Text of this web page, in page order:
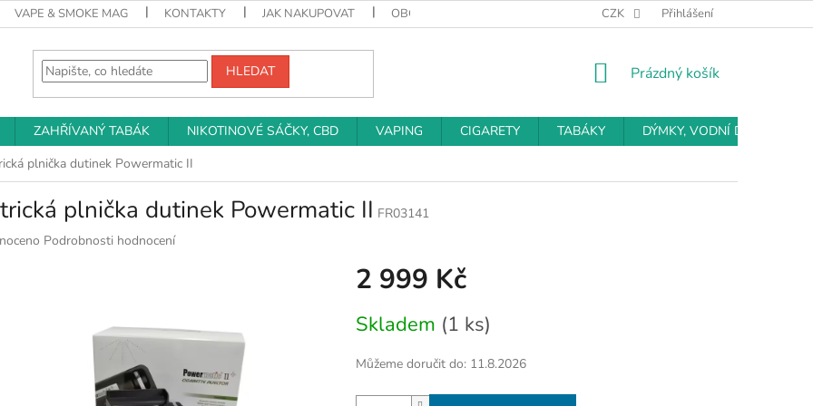
VAPE & SMOKE MAG KONTAKTY JAK NAKUPOVAT OBCHODNÍ PODMÍNKY PODMÍNKY OCHRANY OSOBNÍCH ÚDAJŮ
CZK Přihlášení
HLEDAT
NÁKUPNÍ
Prázdný košík
ZAHŘÍVANÝ TABÁK NIKOTINOVÉ SÁČKY, CBD VAPING CIGARETY TABÁKY
DÝMKY, VODNÍ DÝMKY
plnička dutinek Powermatic II
plnička dutinek Powermatic II FR03141
Podrobnosti hodnocení
2 999 Kč
cena:
Skladem (1 ks)
Můžeme doručit do: 11.8.2026